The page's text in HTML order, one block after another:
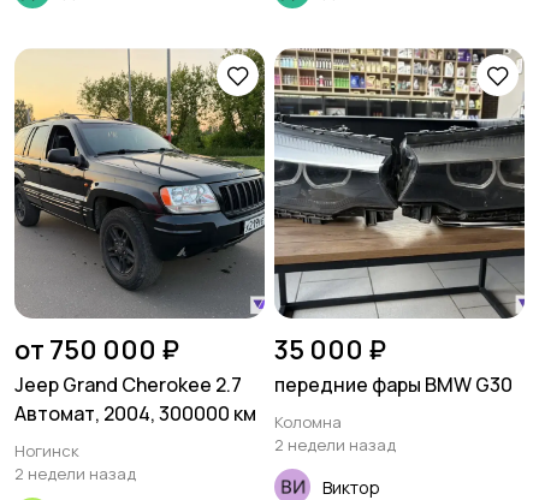
от 750 000 ₽
Jeep Grand Cherokee 2.7
Автомат, 2004, 300000 км
Ногинск
2 недели назад
35 000 ₽
передние фары BMW G30
Коломна
2 недели назад
Виктор